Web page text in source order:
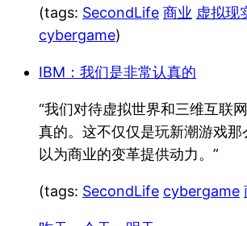
(tags: SecondLife 商业 虚拟现
cybergame)
IBM：我们是非常认真的
“我们对待虚拟世界和三维互联
真的。这不仅仅是玩新潮游戏
以为商业的变革提供动力。”
(tags: SecondLife cybergame